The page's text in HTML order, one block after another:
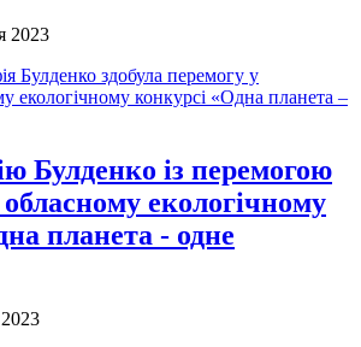
2023
здобула перемогу у
екологічному конкурсі «Одна планета –
Булденко із перемогою
екологічному
планета - одне